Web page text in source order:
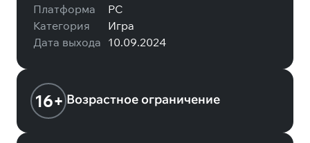
Платформа
PC
Категория
Игра
Дата выхода 10.09.2024
16+ Возрастное ограничение